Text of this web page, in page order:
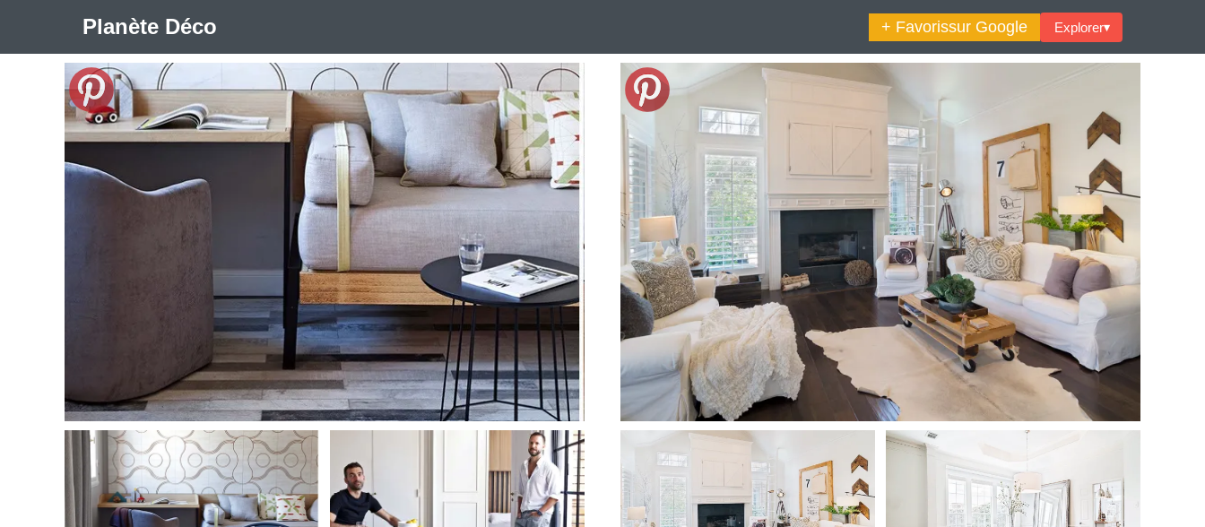
Planète Déco + Favorissur Google Explorer▾
🛍︎ Shop Planète Déco ℹ︎ À propos
Appartement Design Decoration Noël Design Suédois En Quelques Photos Idées Déco En 10 Photos La Semaine Décoration Et Design
Maison En Ville
Méli-Mélo Suédois
Publi Reportage Tendance Interieurs Scandinaves La Décoration Selon Votre Signe Astrologique Les Trouvailles Déco Du Jour
Maison Appartement Écologique
Maison Container/container House Maison Et Appartement Vintage On Décode La Déco Petite Surface
Piscine
Revue De Week End Tiny House